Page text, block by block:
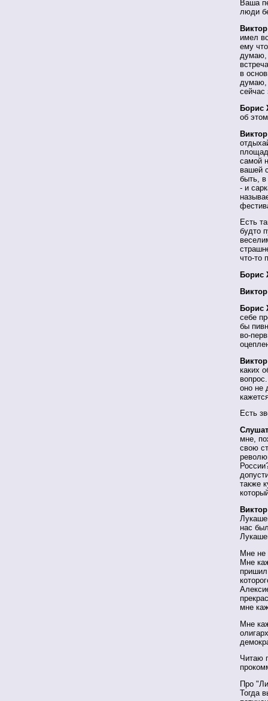
Ваша
люди
имел
ему
думаю,
в
думаю,
сейчас
Борис
об
самой
вашей
быть,
- и
Есть
будто
что-то
Борис
Борис
себе
бы
во-
каких
оно не
Есть
мне,
свою
также
нас
Мне не
Мне
мне
Мне
Читаю
Про
Тогда